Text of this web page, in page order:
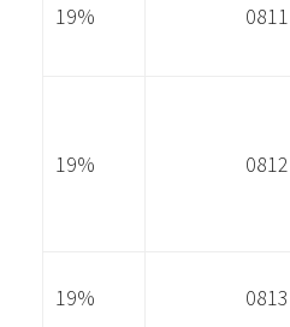
19% 0811
19% 0812
19% 0813